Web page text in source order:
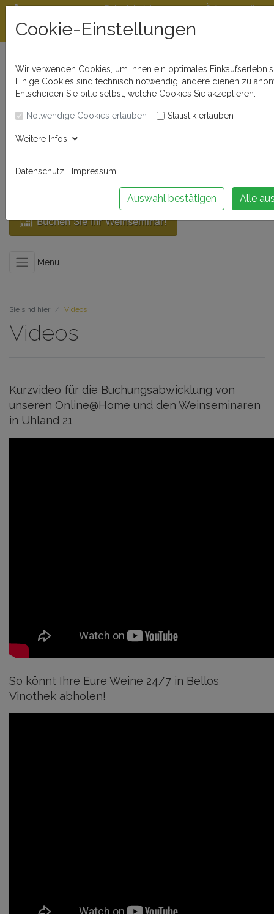
Beratungshotline
0721 - 830 777 0
Rabattstaffeln ab
300 €
Öffnungszeiten
Buchen Sie Ihr Weinseminar!
Menü
Sie sind hier: Videos
Videos
Kurzvideo für die Buchungsabwicklung von
unseren Online@Home und den Weinseminaren
in Uhland 21
So könnt Ihre Eure Weine 24/7 in Bellos
Vinothek abholen!
Cookie-Einstellungen
Wir verwenden Cookies, um Ihnen ein optimales
Einige Cookies sind technisch notwendig, andere dienen zu
Entscheiden Sie bitte selbst, welche Cookies Sie akzeptieren.
Notwendige Cookies erlauben Statistik erlauben
Weitere Infos
Datenschutz Impressum
Auswahl bestätigen Alle